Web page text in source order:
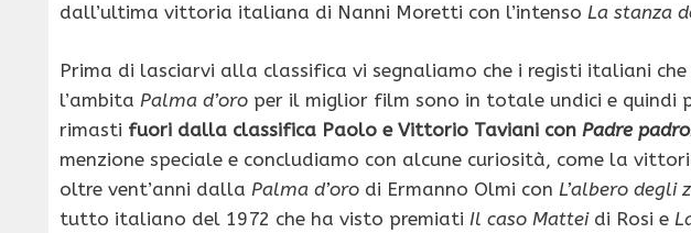
dall’ultima vittoria italiana di Nanni Moretti con l’intenso La stanza
Prima di lasciarvi alla classifica vi segnaliamo che i registi italiani
l’ambita Palma d’oro per il miglior film sono in totale undici e quindi
rimasti fuori dalla classifica Paolo e Vittorio Taviani con Padre
menzione speciale e concludiamo con alcune curiosità, come la
oltre vent’anni dalla Palma d’oro di Ermanno Olmi con L’albero degli
tutto italiano del 1972 che ha visto premiati Il caso Matteidi Rosi e